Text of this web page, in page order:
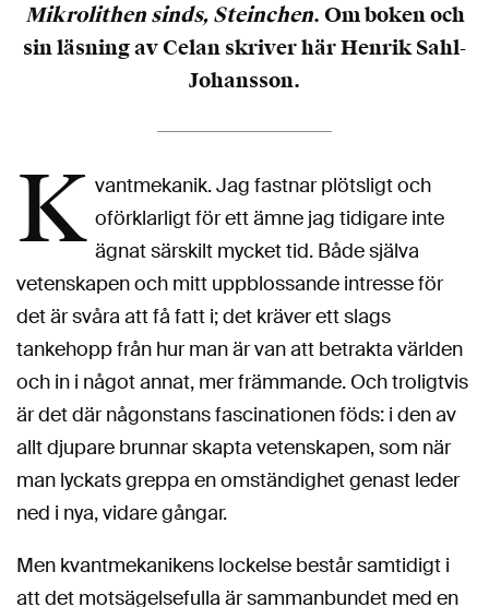
Mikrolithen sinds, Steinchen. Om boken och
sin läsning av Celan skriver här Henrik Sahl-
Johansson.
K vantmekanik. Jag fastnar plötsligt och
oförklarligt för ett ämne jag tidigare inte
ägnat särskilt mycket tid. Både själva
vetenskapen och mitt uppblossande intresse för
det är svåra att få fatt i; det kräver ett slags
tankehopp från hur man är van att betrakta världen
och in i något annat, mer främmande. Och troligtvis
är det där någonstans fascinationen föds: i den av
allt djupare brunnar skapta vetenskapen, som när
man lyckats greppa en omständighet genast leder
ned i nya, vidare gångar.
Men kvantmekanikens lockelse består samtidigt i
att det motsägelsefulla är sammanbundet med en